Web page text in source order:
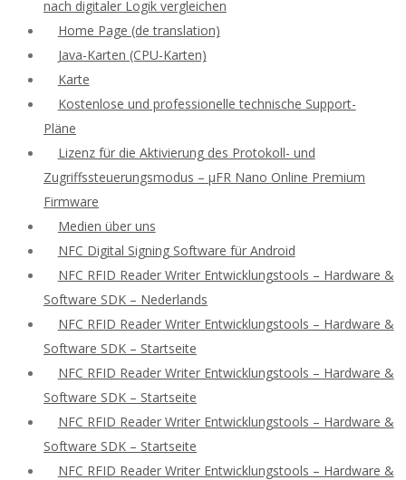
nach digitaler Logik vergleichen
Home Page (de translation)
Java-Karten (CPU-Karten)
Karte
Kostenlose und professionelle technische Support-
Pläne
Lizenz für die Aktivierung des Protokoll- und
Zugriffssteuerungsmodus – μFR Nano Online Premium
Firmware
Medien über uns
NFC Digital Signing Software für Android
NFC RFID Reader Writer Entwicklungstools – Hardware &
Software SDK – Nederlands
NFC RFID Reader Writer Entwicklungstools – Hardware &
Software SDK – Startseite
NFC RFID Reader Writer Entwicklungstools – Hardware &
Software SDK – Startseite
NFC RFID Reader Writer Entwicklungstools – Hardware &
Software SDK – Startseite
NFC RFID Reader Writer Entwicklungstools – Hardware &